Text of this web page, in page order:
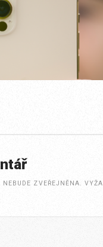
ZVEŘEJNĚNA.